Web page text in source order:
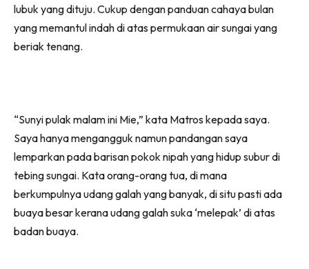
lubuk yang dituju. Cukup dengan panduan cahaya bulan
yang memantul indah di atas permukaan air sungai yang
beriak tenang.
“Sunyi pulak malam ini Mie,” kata Matros kepada saya.
Saya hanya mengangguk namun pandangan saya
lemparkan pada barisan pokok nipah yang hidup subur di
tebing sungai. Kata orang-orang tua, di mana
berkumpulnya udang galah yang banyak, di situ pasti ada
buaya besar kerana udang galah suka ‘melepak’ di atas
badan buaya.